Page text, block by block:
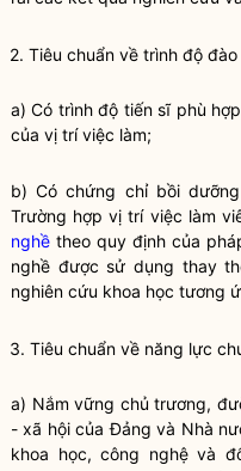
2. Tiêu chuẩn về trình độ
a) Có trình độ tiến sĩ phù
của vị trí việc làm;
b) Có chứng chỉ bồi
Trường hợp vị trí việc làm
nghề theo quy định của
nghề được sử dụng thay
nghiên cứu khoa học tương
3. Tiêu chuẩn về năng lực
a) Nắm vững chủ trương,
- xã hội của Đảng và Nhà
khoa học, công nghệ và